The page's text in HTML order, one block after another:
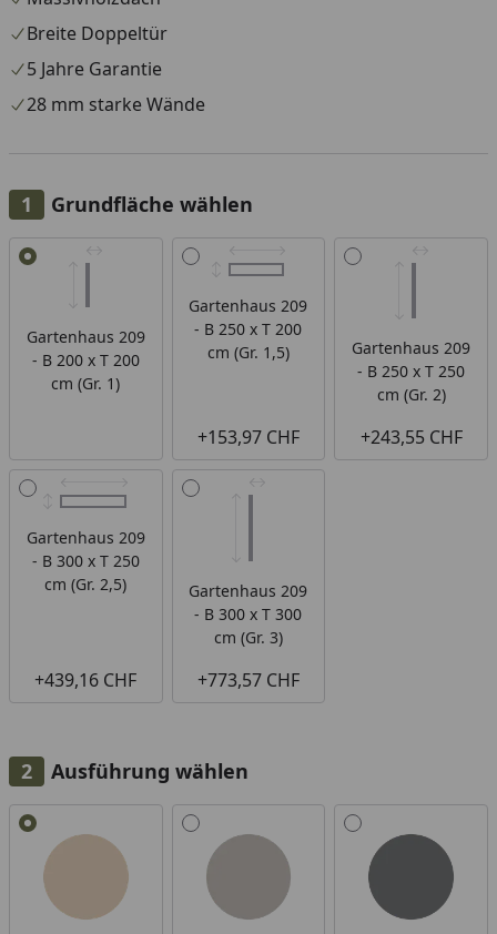
Aktion: Bei Bestellung dieses Gartenhauses erhalten
Sie 50% Rabatt auf die
wird im Warenkorb automatisch abgezogen.
Breite Doppeltür
5 Jahre Garantie
28 mm starke Wände
Grundfläche wählen
Alle anzeigen (5)
Gartenhaus 209
- B 200 x T 200
cm (Gr. 1)
Gartenhaus 209
- B 250 x T 200
cm (Gr. 1,5)
+153,97 CHF
Gartenhaus 209
- B 250 x T 250
cm (Gr. 2)
+243,55 CHF
Gartenhaus 209
- B 300 x T 250
cm (Gr. 2,5)
+439,16 CHF
Gartenhaus 209
- B 300 x T 300
cm (Gr. 3)
+773,57 CHF
Ausführung wählen
Alle anzeigen (3)